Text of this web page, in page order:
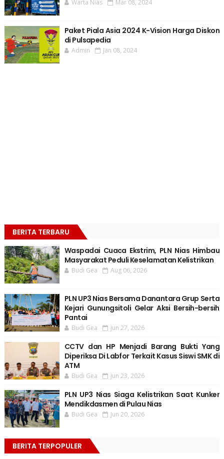
Warta Nias Mar 08, 2024
Paket Piala Asia 2024 K-Vision Harga Diskon
di Pulsapedia
Admin Jan 08, 2024
BERITA TERBARU
Waspadai Cuaca Ekstrim, PLN Nias Himbau
Masyarakat Peduli Keselamatan Kelistrikan
Budi Gea Aug 06, 2026
PLN UP3 Nias Bersama Danantara Grup Serta
Kejari Gunungsitoli Gelar Aksi Bersih-bersih
Pantai
Budi Gea Jun 27, 2026
CCTV dan HP Menjadi Barang Bukti Yang
Diperiksa Di Labfor Terkait Kasus Siswi SMK di
ATM
Budi Gea Jun 23, 2026
PLN UP3 Nias Siaga Kelistrikan Saat Kunker
Mendikdasmen di Pulau Nias
Budi Gea Jun 20, 2026
BERITA TERPOPULER